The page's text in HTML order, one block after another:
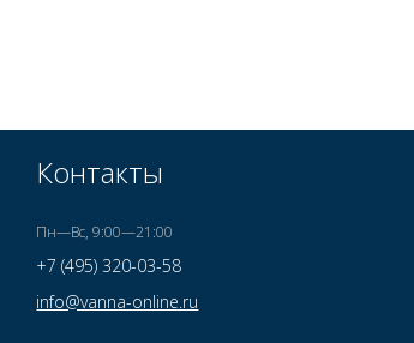
Контакты
Пн—Вс, 9:00—21:00
+7 (495) 320-03-58
info@vanna-online.ru